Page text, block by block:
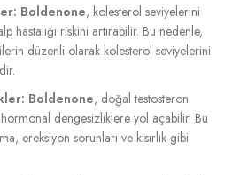
Boldenone, kolesterol seviyelerini
hastalığı riskini artırabilir. Bu nedenle,
düzenli olarak kolesterol seviyelerini
Boldenone, doğal testosteron
dengesizliklere yol açabilir. Bu
ereksiyon sorunları ve kısırlık gibi